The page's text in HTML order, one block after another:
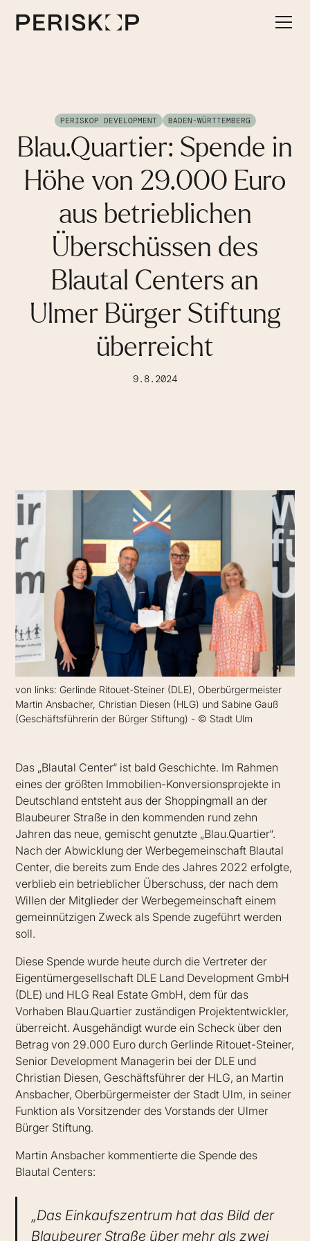
PERISKOP DEVELOPMENT BADEN-WÜRTTEMBERG
Blau.Quartier: Spende in
Höhe von 29.000 Euro
aus betrieblichen
Überschüssen des
Blautal Centers an
Ulmer Bürger Stiftung
überreicht
9.8.2024
von links: Gerlinde Ritouet-Steiner (DLE), Oberbürgermeister
Martin Ansbacher, Christian Diesen (HLG) und Sabine Gauß
(Geschäftsführerin der Bürger Stiftung) - © Stadt Ulm
Das „Blautal Center“ ist bald Geschichte. Im Rahmen
eines der größten Immobilien-Konversionsprojekte in
Deutschland entsteht aus der Shoppingmall an der
Blaubeurer Straße in den kommenden rund zehn
Jahren das neue, gemischt genutzte „Blau.Quartier“.
Nach der Abwicklung der Werbegemeinschaft Blautal
Center, die bereits zum Ende des Jahres 2022 erfolgte,
verblieb ein betrieblicher Überschuss, der nach dem
Willen der Mitglieder der Werbegemeinschaft einem
gemeinnützigen Zweck als Spende zugeführt werden
soll.
Diese Spende wurde heute durch die Vertreter der
Eigentümergesellschaft DLE Land Development GmbH
(DLE) und HLG Real Estate GmbH, dem für das
Vorhaben Blau.Quartier zuständigen Projektentwickler,
überreicht. Ausgehändigt wurde ein Scheck über den
Betrag von 29.000 Euro durch Gerlinde Ritouet-Steiner,
Senior Development Managerin bei der DLE und
Christian Diesen, Geschäftsführer der HLG, an Martin
Ansbacher, Oberbürgermeister der Stadt Ulm, in seiner
Funktion als Vorsitzender des Vorstands der Ulmer
Bürger Stiftung.
Martin Ansbacher kommentierte die Spende des
Blautal Centers:
„Das Einkaufszentrum hat das Bild der
Blaubeurer Straße über mehr als zwei